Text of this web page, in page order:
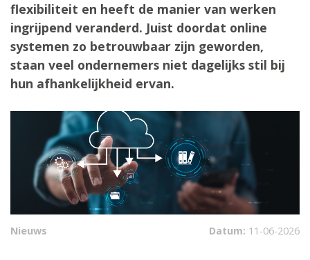
flexibiliteit en heeft de manier van werken
ingrijpend veranderd. Juist doordat online
systemen zo betrouwbaar zijn geworden,
staan veel ondernemers niet dagelijks stil bij
hun afhankelijkheid ervan.
Nieuws Datum: 11-06-2026